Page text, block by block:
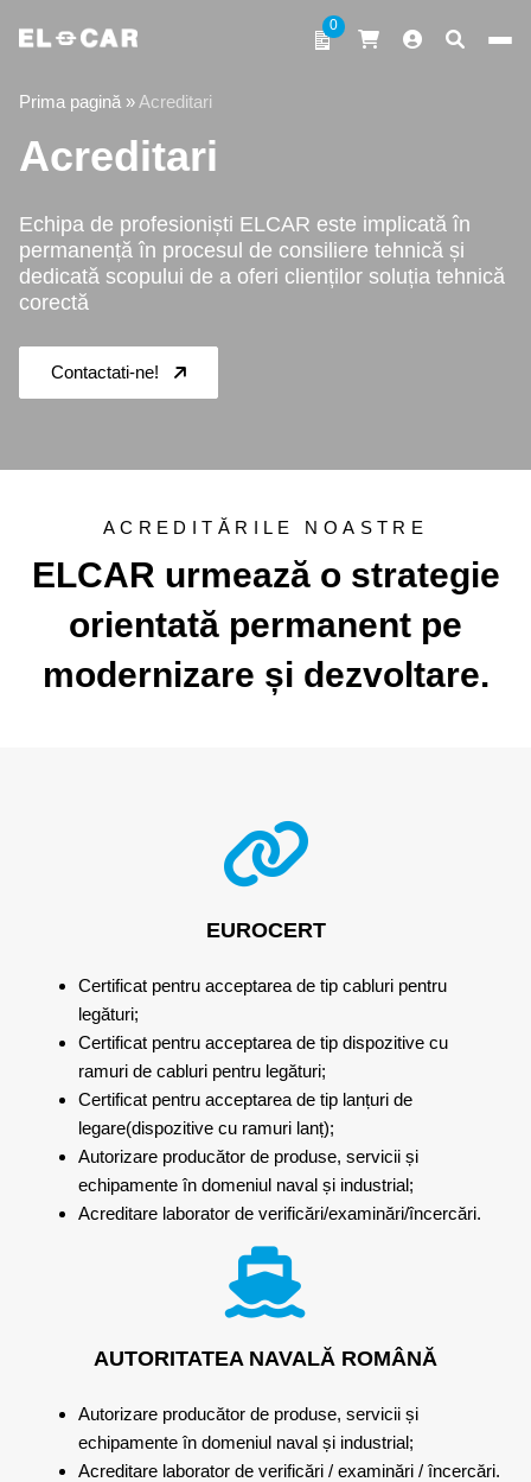
0
Prima pagină » Acreditari
Acreditari
Echipa de profesioniști ELCAR este implicată în
permanență în procesul de consiliere tehnică și
dedicată scopului de a oferi clienților soluția tehnică
corectă
Contactati-ne!
ACREDITĂRILE NOASTRE
ELCAR urmează o strategie
orientată permanent pe
modernizare și dezvoltare.
EUROCERT
Certificat pentru acceptarea de tip cabluri pentru
legături;
Certificat pentru acceptarea de tip dispozitive cu
ramuri de cabluri pentru legături;
Certificat pentru acceptarea de tip lanțuri de
legare(dispozitive cu ramuri lanț);
Autorizare producător de produse, servicii și
echipamente în domeniul naval și industrial;
Acreditare laborator de verificări/examinări/încercări.
AUTORITATEA NAVALĂ ROMÂNĂ
Autorizare producător de produse, servicii și
echipamente în domeniul naval și industrial;
Acreditare laborator de verificări / examinări / încercări.